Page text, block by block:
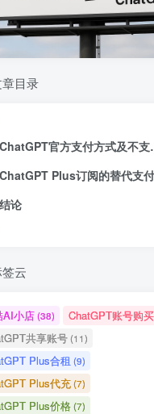
结论
云
共享账号(11)
Plus合租(9)
Plus代充
Plus拼车
提示词 (5) ChatGPT账号
账号租赁 (4)
Plus共享 (4)
账号租用(4)
Plus支付失败
目录
ChatGPT
结论
云
AI小店(38) ChatGPT账号购买
共享账号(11)
Plus合租 (9)
Plus代充(7)
Plus价格(7)